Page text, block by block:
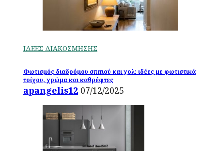
ΙΔΕΕΣ ΔΙΑΚΟΣΜΗΣΗΣ
Φωτισμός διαδρόμου σπιτιού και χολ: ιδέες με φωτιστικά
τοίχου, χρώμα και καθρέφτες
apangelis12 07/12/2025